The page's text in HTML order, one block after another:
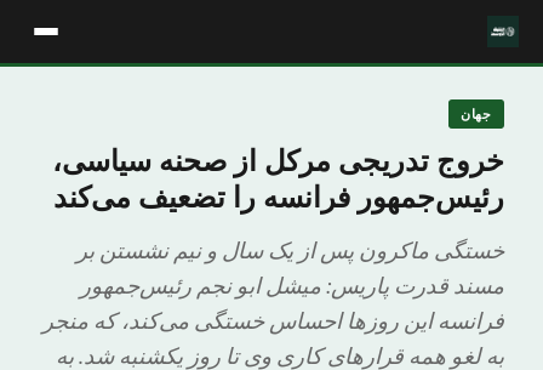
جهان
خروج تدریجی مرکل از صحنه سیاسی،
رئیس‌جمهور فرانسه را تضعیف می‌کند
خستگی ماکرون پس از یک سال و نیم نشستن بر
مسند قدرت پاریس: میشل ابو نجم رئیس‌جمهور
فرانسه این روزها احساس خستگی می‌کند، که منجر
به لغو همه قرارهای کاری وی تا روز یکشنبه شد. به